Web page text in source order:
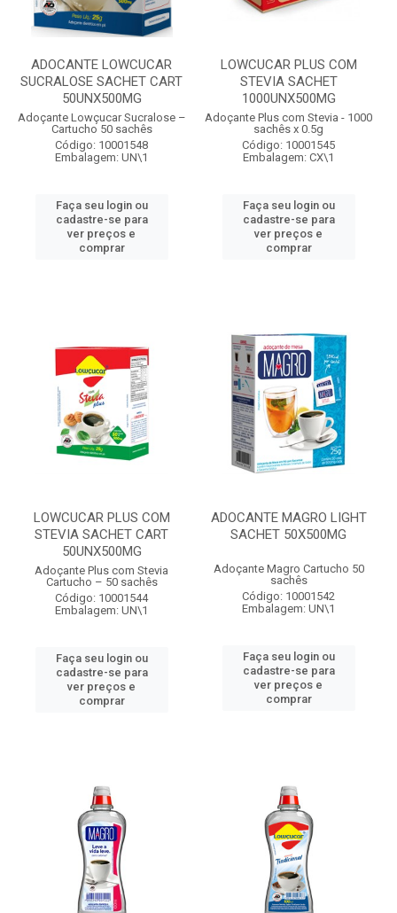
ADOCANTE LOWCUCAR
SUCRALOSE SACHET CART
50UNX500MG
Adoçante Lowçucar Sucralose –
Cartucho 50 sachês
Código: 10001548
Embalagem: UN\1
Faça seu login ou
cadastre-se para
ver preços e
comprar
LOWCUCAR PLUS COM
STEVIA SACHET
1000UNX500MG
Adoçante Plus com Stevia - 1000
sachês x 0.5g
Código: 10001545
Embalagem: CX\1
Faça seu login ou
cadastre-se para
ver preços e
comprar
LOWCUCAR PLUS COM
STEVIA SACHET CART
50UNX500MG
Adoçante Plus com Stevia
Cartucho – 50 sachês
Código: 10001544
Embalagem: UN\1
Faça seu login ou
cadastre-se para
ver preços e
comprar
ADOCANTE MAGRO LIGHT
SACHET 50X500MG
Adoçante Magro Cartucho 50
sachês
Código: 10001542
Embalagem: UN\1
Faça seu login ou
cadastre-se para
ver preços e
comprar